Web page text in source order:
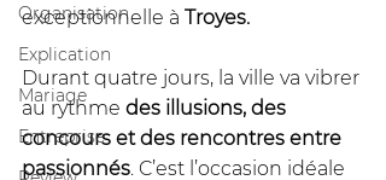
Organisation
Explication
Mariage
Entreprise
exceptionnelle à Troyes.
Durant quatre jours, la ville va vibrer
au rythme des illusions, des
concours et des rencontres entre
passionnés. C’est l’occasion idéale